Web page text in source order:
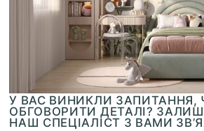
У ВАС ВИНИКЛИ ЗАПИТАННЯ,
ОБГОВОРИТИ ДЕТАЛІ?
НАШ СПЕЦІАЛІСТ З ВАМИ